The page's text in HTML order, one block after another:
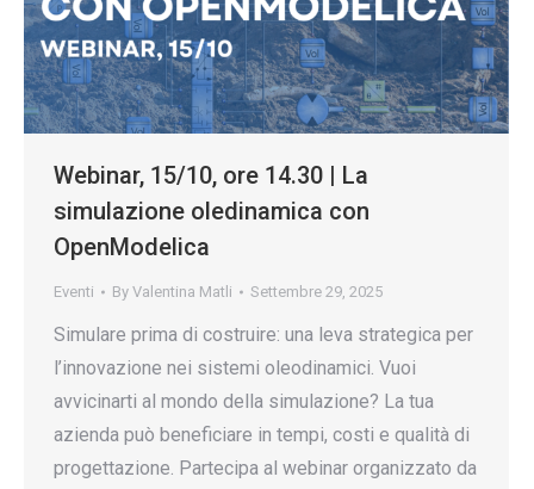
Webinar, 15/10, ore 14.30 | La
simulazione oledinamica con
OpenModelica
Eventi By Valentina Matli Settembre 29, 2025
Simulare prima di costruire: una leva strategica per
l’innovazione nei sistemi oleodinamici. Vuoi
avvicinarti al mondo della simulazione? La tua
azienda può beneficiare in tempi, costi e qualità di
progettazione. Partecipa al webinar organizzato da